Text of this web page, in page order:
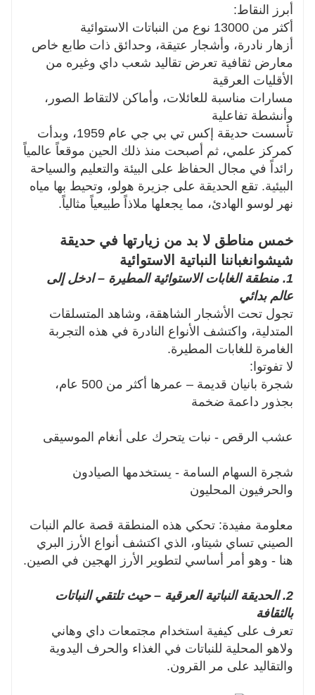
أبرز النقاط:
أكثر من 13000 نوع من النباتات الاستوائية
أزهار نادرة، وأشجار عتيقة، وحدائق ذات طابع خاص
معارض ثقافية تعرض تقاليد شعب داي وغيره من
الأقليات العرقية
مسارات مناسبة للعائلات، وأماكن لالتقاط الصور،
وأنشطة تفاعلية
تأسست حديقة إكس تي بي جي عام 1959، وبدأت
كمركز علمي، ثم أصبحت منذ ذلك الحين موقعاً عالمياً
رائداً في مجال الحفاظ على البيئة والتعليم والسياحة
البيئية. تقع الحديقة على جزيرة هولو، وتحيط بها مياه
نهر لوسو الهادئ، مما يجعلها ملاذاً طبيعياً مثالياً.
خمس مناطق لا بد من زيارتها في حديقة
شيشوانغباننا النباتية الاستوائية
1. منطقة الغابات الاستوائية المطيرة – ادخل إلى
عالم بدائي
تجول تحت الأشجار الشاهقة، وشاهد المتسلقات
المتدلية، واكتشف الأنواع النادرة في هذه التجربة
الغامرة للغابات المطيرة.
لا تفوتوا:
شجرة بانيان قديمة – عمرها أكثر من 500 عام،
بجذور داعمة ضخمة
عشب الرقص - نبات يتحرك على أنغام الموسيقى
شجرة السهام السامة - يستخدمها الصيادون
والحرفيون المحليون
معلومة مفيدة: تحكي هذه المنطقة قصة عالم النبات
الصيني تساي شيتاو، الذي اكتشف أنواع الأرز البري
هنا - وهو أمر أساسي لتطوير الأرز الهجين في الصين.
2. الحديقة النباتية العرقية – حيث تلتقي النباتات
بالثقافة
تعرف على كيفية استخدام مجتمعات داي وهاني
ولاهو المحلية للنباتات في الغذاء والحرف اليدوية
والتقاليد على مر القرون.